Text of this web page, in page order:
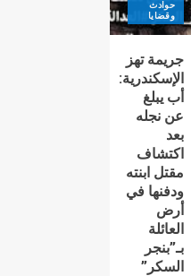
حوادث
وقضايا
جريمة تهز
الإسكندرية:
أب يبلغ
عن نجله
بعد
اكتشاف
مقتل ابنته
ودفنها في
أرض
العائلة
بـ”بنجر
السكر”